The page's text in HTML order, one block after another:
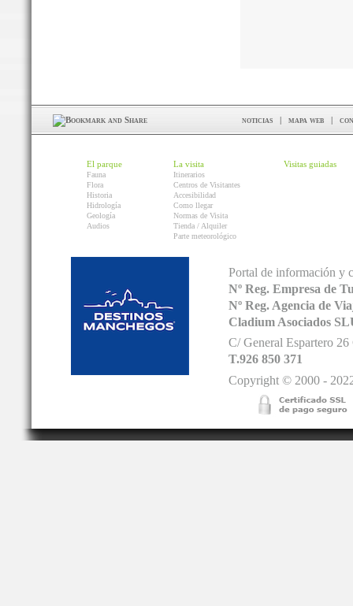
noticias | mapa web |
El parque
Fauna
Flora
Historia
Hidrología
Geología
Audios
La visita
Itinerarios
Centros de Visitantes
Accesibilidad
Como llegar
Normas de Visita
Tienda / Alquiler
Parte meteorológico
Visitas guiadas
Portal de información y
Nº Reg. Empresa de
Nº Reg. Agencia de
Cladium Asociados
C/ General Espartero
T.926 850 371
Copyright © 2000 -